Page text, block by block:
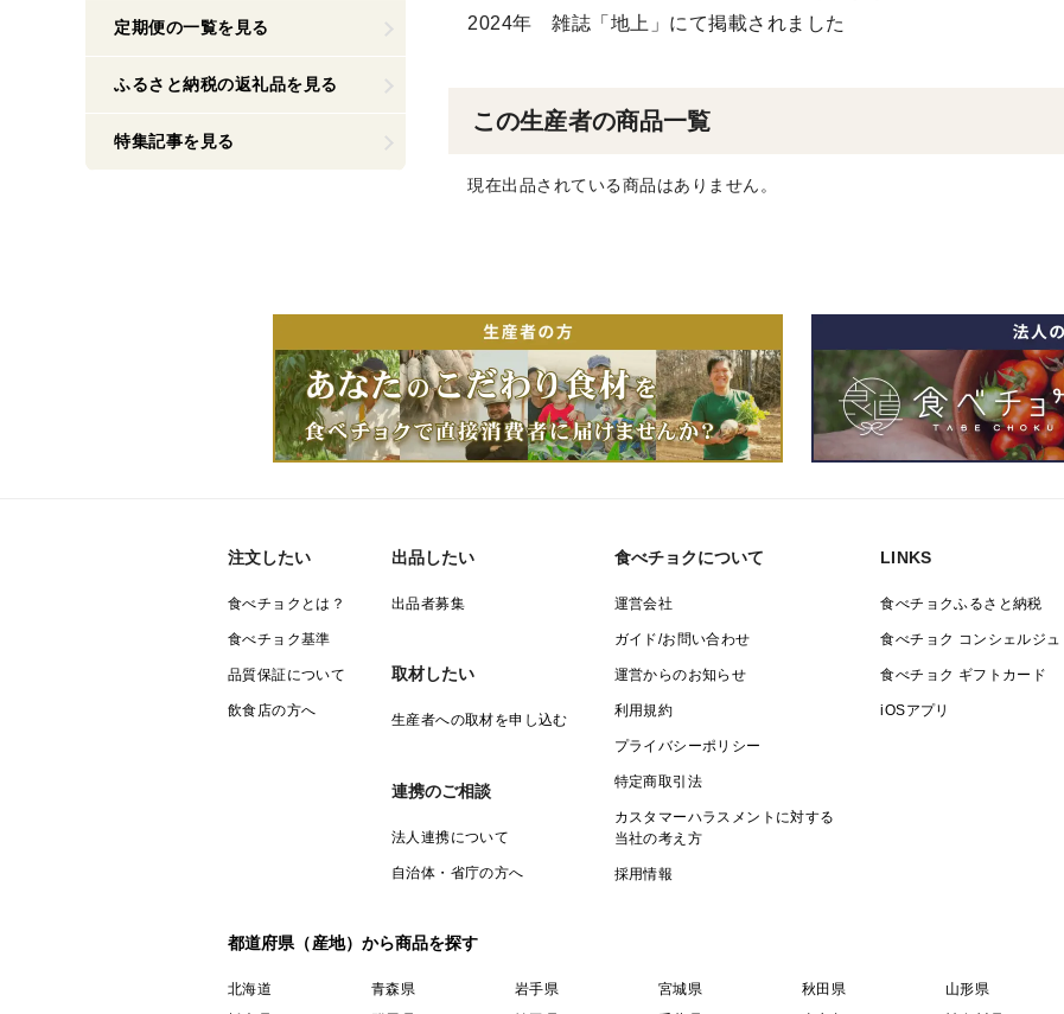
2024年 雑誌「地上」にて掲載されました
この生産者の商品一覧
現在出品されている商品はありません。
定期便の一覧を見る
ふるさと納税の返礼品を見る
特集記事を見る
注文したい
食べチョクとは？
食べチョク基準
品質保証について
飲食店の方へ
出品したい
出品者募集
取材したい
生産者への取材を申し込む
連携のご相談
法人連携について
自治体・省庁の方へ
食べチョクについて
運営会社
ガイド/お問い合わせ
運営からのお知らせ
利用規約
プライバシーポリシー
特定商取引法
カスタマーハラスメントに対する
当社の考え方
採用情報
LINKS
食べチョクふるさと納税
食べチョク コンシェルジュ
食べチョク ギフトカード
iOSアプリ
都道府県（産地）から商品を探す
北海道 青森県 岩手県 宮城県 秋田県 山形県